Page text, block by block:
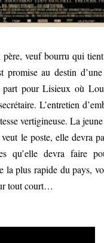
veuf bourru qui
au destin
pour Lisieux où
L’entretien
vertigineuse. La
le poste, elle devra
qu’elle devra faire
la plus rapide du pays,
tout court…